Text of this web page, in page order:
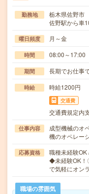
勤務地
栃木県佐野市
佐野駅から車
曜日頻度 月～金
時間 08:00～17:00
期間 長期でお仕事
時給 時給1200円
交通費
交通費規定内
仕事内容
成型機械のオ
機のオペレー
応募資格
職種未経験OK
◆未経験OK！
で気軽にオン
職場の雰囲気